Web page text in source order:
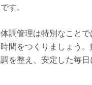
です。
体調管理は特別なこと
時間をつくりましょう
調を整え、安定した毎日